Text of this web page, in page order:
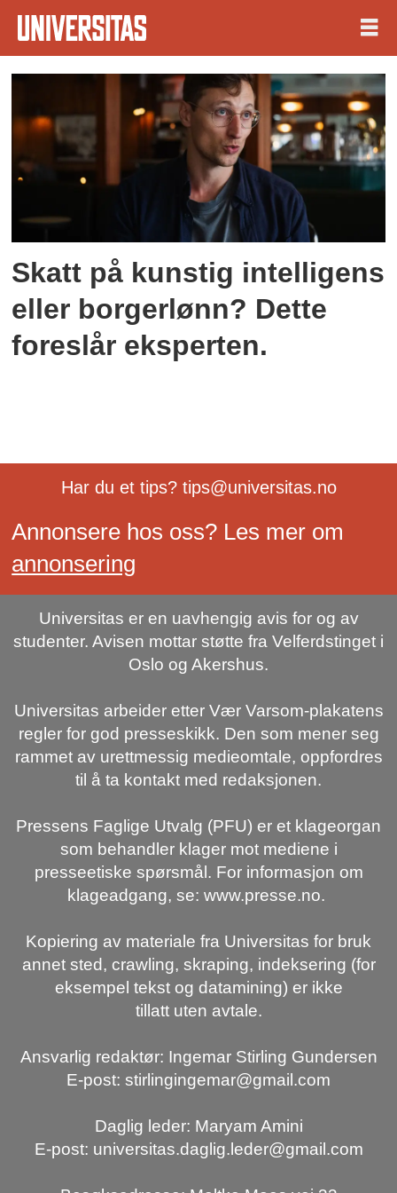
politisk
nytenkning
Skatt på kunstig intelligens
eller borgerlønn? Dette
foreslår eksperten.
Har du et tips? tips@universitas.no
Annonsere hos oss? Les mer om
annonsering
Universitas er en uavhengig avis for og av
studenter. Avisen mottar støtte fra Velferdstinget i
Oslo og Akershus.
Universitas arbeider etter Vær Varsom-plakatens
regler for god presseskikk. Den som mener seg
rammet av urettmessig medieomtale, oppfordres
til å ta kontakt med redaksjonen.
Pressens Faglige Utvalg (PFU) er et klageorgan
som behandler klager mot mediene i
presseetiske spørsmål. For informasjon om
klageadgang, se: www.presse.no.
Kopiering av materiale fra Universitas for bruk
annet sted, crawling, skraping, indeksering (for
eksempel tekst og datamining) er ikke
tillatt uten avtale.
Ansvarlig redaktør: Ingemar Stirling Gundersen
E-post: stirlingingemar@gmail.com
Daglig leder: Maryam Amini
E-post: universitas.daglig.leder@gmail.com